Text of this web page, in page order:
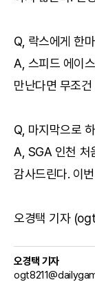
Q, 락스에게 한
A, 스피드 에이
만난다면 무조
Q, 마지막으로
A, SGA 인천 처
감사드린다. 이
오경택 기자
오경택 기자